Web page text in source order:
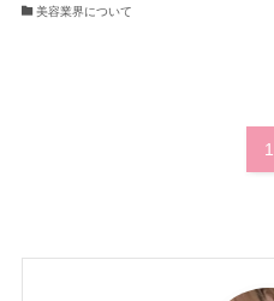
美容業界について
1